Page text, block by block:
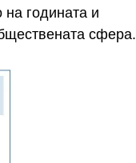
на годината и
сфера.